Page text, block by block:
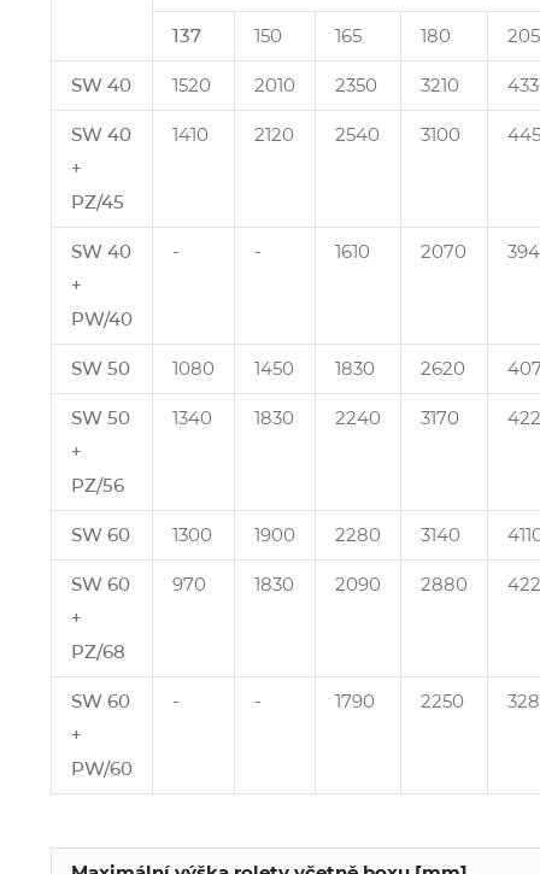
137 150 165 180 205
SW 40 1520 2010 2350 3210
SW 40
+
PZ/45
1410 2120 2540 3100
SW 40
+
PW/40
‑ ‑ 1610 2070
SW 50 1080 1450 1830 2620
SW 50
+
PZ/56
1340 1830 2240 3170
SW 60 1300 1900 2280 3140
SW 60
+
PZ/68
970 1830 2090 2880
SW 60
+
PW/60
‑ ‑ 1790 2250